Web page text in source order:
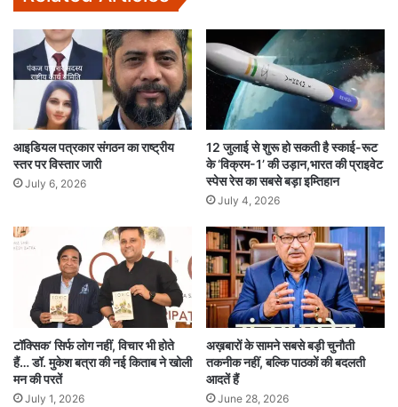
आइडियल पत्रकार संगठन का राष्ट्रीय
स्तर पर विस्तार जारी
July 6, 2026
12 जुलाई से शुरू हो सकती है स्काई-रूट
के ‘विक्रम-1’ की उड़ान,भारत की प्राइवेट
स्पेस रेस का सबसे बड़ा इम्तिहान
July 4, 2026
टॉक्सिक’ सिर्फ लोग नहीं, विचार भी होते
हैं… डॉ. मुकेश बत्रा की नई किताब ने खोली
मन की परतें
July 1, 2026
अख़बारों के सामने सबसे बड़ी चुनौती
तकनीक नहीं, बल्कि पाठकों की बदलती
आदतें हैं
June 28, 2026